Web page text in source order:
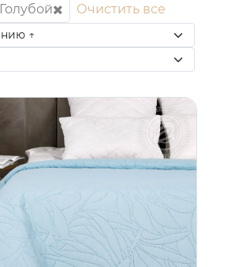
Голубой Очистить все